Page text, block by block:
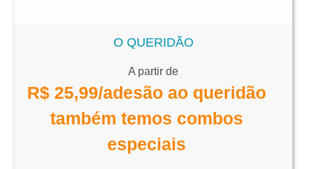
O QUERIDÃO
A partir de
R$ 25,99/adesão ao queridão
também temos combos
especiais